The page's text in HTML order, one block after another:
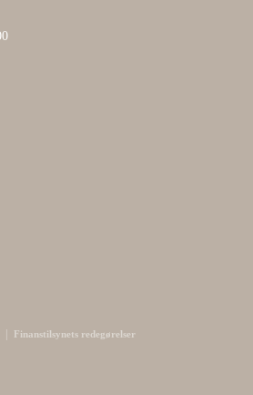
Finanstilsynets redegørelser